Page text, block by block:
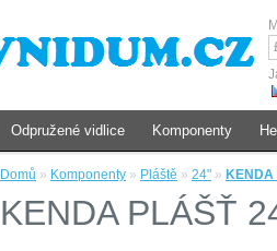
Domů » Komponenty » Pláště » 24" »
KENDA PLÁŠŤ
Odpružené vidlice Komponenty